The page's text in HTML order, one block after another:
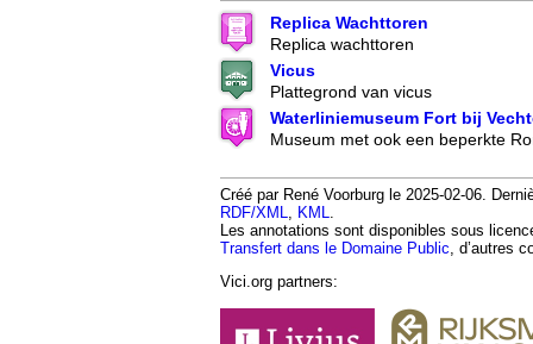
Replica Wachttoren
Replica wachttoren
Vicus
Plattegrond van vicus
Waterliniemuseum Fort bij
Museum met ook een beperkte
Créé par René Voorburg le 2025-02-06.
RDF/XML
KML
Les annotations sont disponibles sous
Transfert dans le Domaine Public , d’autres
Vici.org partners: